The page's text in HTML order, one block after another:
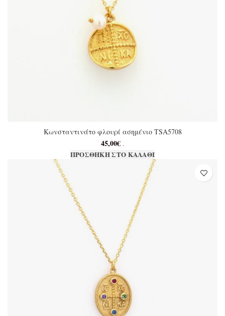
Κωνσταντινάτο φλουρί ασημένιο TSA5708
45,00€ .
ΠΡΟΣΘΉΚΗ ΣΤΟ ΚΑΛΆΘΙ